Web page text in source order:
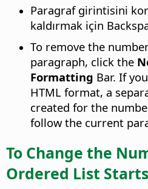
Paragraf girintisini
kaldırmak için
To remove the
paragraph, click the
Formatting Bar. If
HTML format, a
created for the
follow the current
To Change the
Ordered List